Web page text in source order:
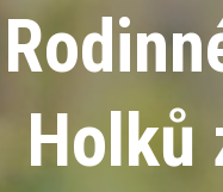
Holků